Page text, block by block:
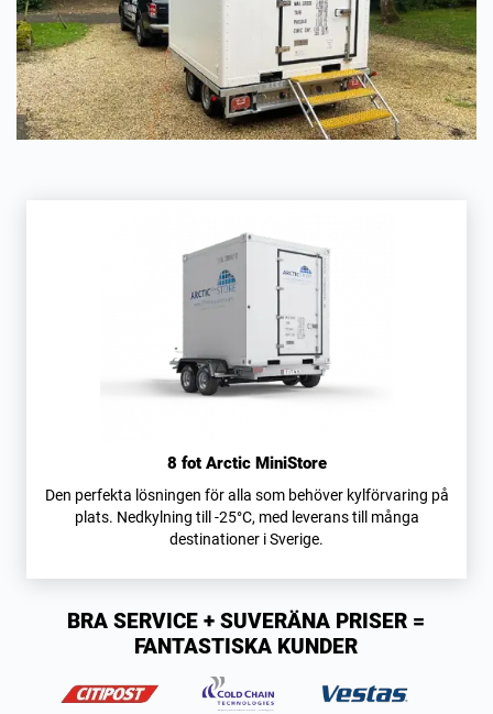
8 fot Arctic MiniStore
Den perfekta lösningen för alla som behöver kylförvaring på
plats. Nedkylning till -25°C, med leverans till många
destinationer i Sverige.
BRA SERVICE + SUVERÄNA PRISER =
FANTASTISKA KUNDER